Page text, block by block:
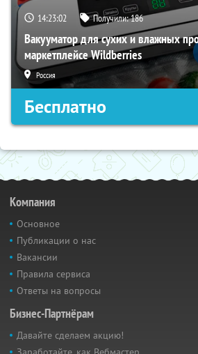
14:23:01 Получили:186
Вакууматор для сухих и влажных
маркетплейсе Wildberries
Россия
Бесплатно
Компания
Основное
Публикации о нас
Вакансии
Правила сервиса
Ответы на вопросы
Бизнес-Партнёрам
Давайте сделаем акцию!